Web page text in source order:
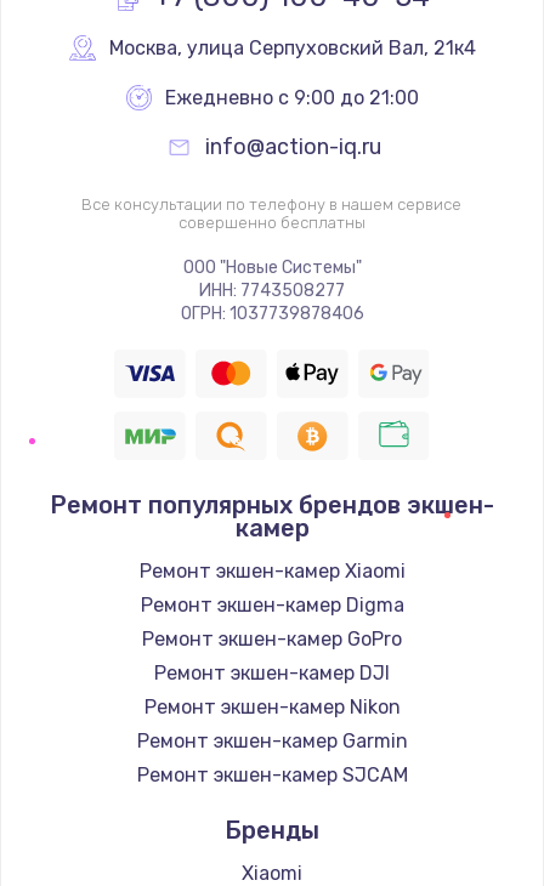
Замена термопредохранителя
700 руб.
Заказать
Замена ТЭНа
2500 руб.
1400 руб.
Замена / ремонт электронного модуля
Заказать
Замена конфорки
Заказать
Замена платы сенсора
900 руб.
Москва, улица Серпуховский Вал, 21к4
Ежедневно с 9:00 до 21:00
info@action-iq.ru
Все консультации по телефону в нашем сервисе
совершенно бесплатны
ООО "Новые Системы"
ИНН: 7743508277
ОГРН: 1037739878406
Ремонт популярных брендов экшен-
камер
Ремонт экшен-камер Xiaomi
Ремонт экшен-камер Digma
Ремонт экшен-камер GoPro
Ремонт экшен-камер DJI
Ремонт экшен-камер Nikon
Ремонт экшен-камер Garmin
Ремонт экшен-камер SJCAM
Бренды
Xiaomi